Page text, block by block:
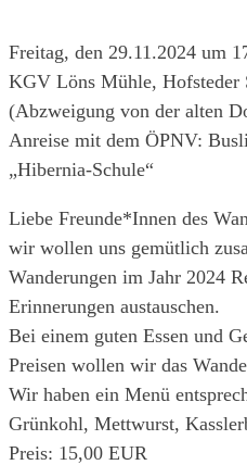
Freitag, den 29.11.2024 um
KGV Löns Mühle, Hofsteder
(Abzweigung von der alten
Anreise mit dem ÖPNV:
„Hibernia-Schule“
Liebe Freunde*Innen des
wir wollen uns gemütlich
Wanderungen im Jahr 2024
Erinnerungen austauschen.
Bei einem guten Essen und
Preisen wollen wir das
Wir haben ein Menü
Grünkohl, Mettwurst,
Preis: 15,00 EUR